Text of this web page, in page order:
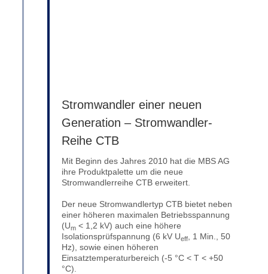
Stromwandler einer neuen
Generation – Stromwandler-
Reihe CTB
Mit Beginn des Jahres 2010 hat die MBS AG
ihre Produktpalette um die neue
Stromwandlerreihe CTB erweitert.
Der neue Stromwandlertyp CTB bietet neben
einer höheren maximalen Betriebsspannung
(Um < 1,2 kV) auch eine höhere
Isolationsprüfspannung (6 kV Ueff
, 1 Min., 50
Hz), sowie einen höheren
Einsatztemperaturbereich (-5 °C < T < +50
°C).